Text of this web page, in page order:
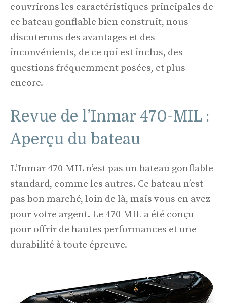
couvrirons les caractéristiques principales de
ce bateau gonflable bien construit, nous
discuterons des avantages et des
inconvénients, de ce qui est inclus, des
questions fréquemment posées, et plus
encore.
Revue de l’Inmar 470-MIL :
Aperçu du bateau
L’Inmar 470-MIL n’est pas un bateau gonflable
standard, comme les autres. Ce bateau n’est
pas bon marché, loin de là, mais vous en avez
pour votre argent. Le 470-MIL a été conçu
pour offrir de hautes performances et une
durabilité à toute épreuve.